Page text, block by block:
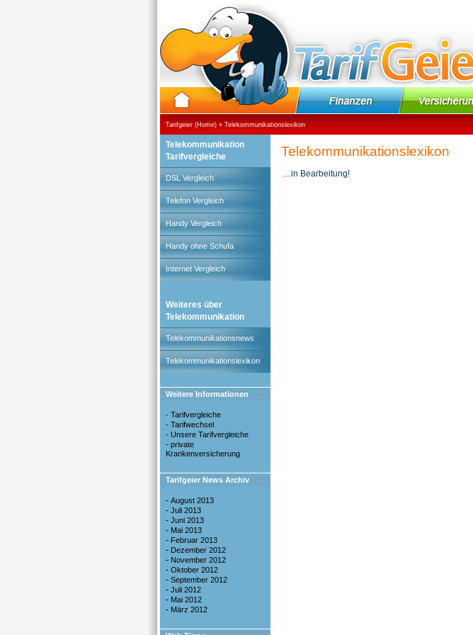
Tarifgeier (Home) » Telekommunikationslexikon
Telekommunikation
Tarifvergleiche
DSL Vergleich
Telefon Vergleich
Handy Vergleich
Handy ohne Schufa
Internet Vergleich
Weiteres über
Telekommunikation
Telekommunikationsnews
Telekommunikationslexikon
Weitere Informationen
- Tarifvergleiche
- Tarifwechsel
- Unsere Tarifvergleiche
- private
Krankenversicherung
Tarifgeier News Archiv
- August 2013
- Juli 2013
- Juni 2013
- Mai 2013
- Februar 2013
- Dezember 2012
- November 2012
- Oktober 2012
- September 2012
- Juli 2012
- Mai 2012
- März 2012
Telekommunikationslexikon
…in Bearbeitung!